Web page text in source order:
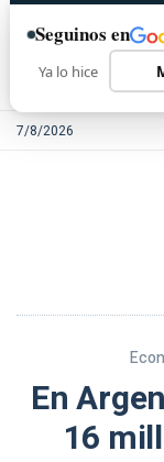
7/8/2026
En
16
Seguinos en
Ya lo hice